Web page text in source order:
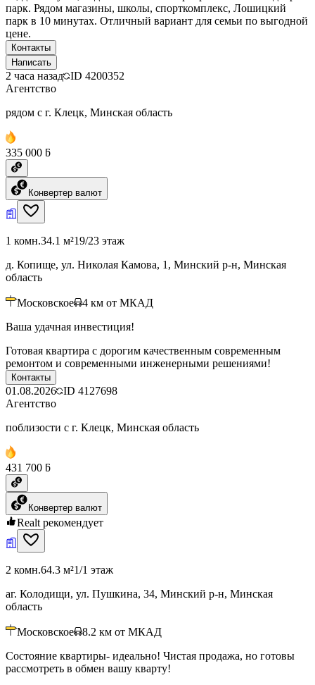
парк. Рядом магазины, школы, спорткомплекс, Лошицкий
парк в 10 минутах. Отличный вариант для семьи по выгодной
цене.
Контакты
Написать
2 часа назад ID 4200352
Агентство
рядом с г. Клецк, Минская область
335 000 ƃ
Конвертер валют
1 комн.34.1 м²19/23 этаж
д. Копище, ул. Николая Камова, 1, Минский р-н, Минская
область
Московское 4 км от МКАД
Ваша удачная инвестиция!
Готовая квартира с дорогим качественным современным
ремонтом и современными инженерными решениями!
Контакты
01.08.2026 ID 4127698
Агентство
поблизости с г. Клецк, Минская область
431 700 ƃ
Конвертер валют
Realt рекомендует
2 комн.64.3 м²1/1 этаж
аг. Колодищи, ул. Пушкина, 34, Минский р-н, Минская
область
Московское 8.2 км от МКАД
Состояние квартиры- идеально! Чистая продажа, но готовы
рассмотреть в обмен вашу кварту!